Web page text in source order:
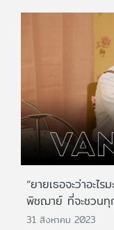
“ยายเธอจะว่าอะไ
พิชฌาย์ ที่จะชวนทุ
31 สิงหาคม 2023